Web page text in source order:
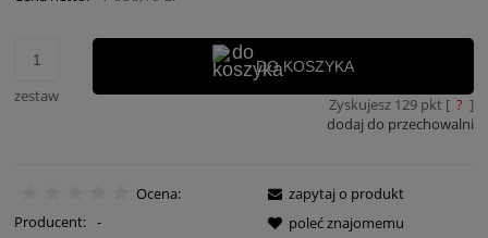
zestaw
DO KOSZYKA
Zyskujesz 129pkt [ ? ]
dodaj do przechowalni
Ocena:
Producent: -
zapytaj o produkt
poleć znajomemu